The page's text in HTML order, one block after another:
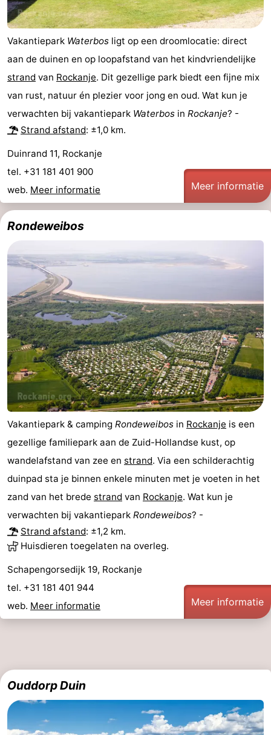
Haag
Rotterdam
Zeeland
Schouwen-
Duiveland
-
Renesse
-
Brouwershaven
-
Bruinisse
-
Natuur
-
Haamstede
Natuur
Kop
van
Schouwen
Weer
Contact
Vakantiepark Waterbos ligt op een droomlocatie: direct
aan de duinen en op loopafstand van het kindvriendelijke
strand van Rockanje. Dit gezellige park biedt een fijne mix
van rust, natuur én plezier voor jong en oud. Wat kun je
verwachten bij vakantiepark Waterbos in Rockanje? -
Strand afstand: ±1,0 km.
Duinrand 11, Rockanje
tel. +31 181 401 900
web. Meer informatie Meer informatie
Rondeweibos
Vakantiepark & camping Rondeweibos in Rockanje is een
gezellige familiepark aan de Zuid-Hollandse kust, op
wandelafstand van zee en strand. Via een schilderachtig
duinpad sta je binnen enkele minuten met je voeten in het
zand van het brede strand van Rockanje. Wat kun je
verwachten bij vakantiepark Rondeweibos? -
Strand afstand: ±1,2 km.
Huisdieren toegelaten na overleg.
Schapengorsedijk 19, Rockanje
tel. +31 181 401 944
web. Meer informatie Meer informatie
Ouddorp Duin